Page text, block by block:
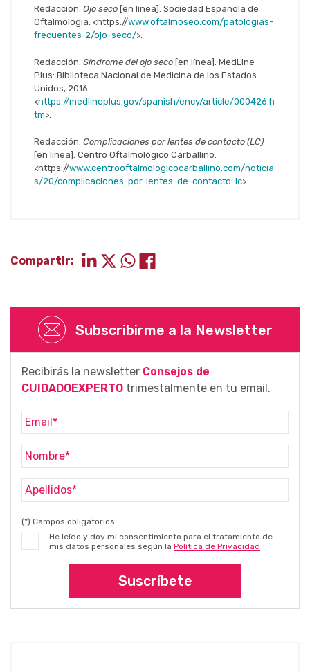
Redacción. Ojo seco [en línea]. Sociedad Española de
Oftalmología. <https://www.oftalmoseo.com/patologias-
frecuentes-2/ojo-seco/>.
Redacción. Síndrome del ojo seco [en línea]. MedLine
Plus: Biblioteca Nacional de Medicina de los Estados
Unidos, 2016
<https://medlineplus.gov/spanish/ency/article/000426.h
tm>.
Redacción. Complicaciones por lentes de contacto (LC)
[en línea]. Centro Oftalmológico Carballino.
<https://www.centrooftalmologicocarballino.com/noticia
s/20/complicaciones-por-lentes-de-contacto-lc>.
Compartir:
Subscribirme a la Newsletter
Recibirás la newsletter Consejos de
CUIDADOEXPERTO trimestalmente en tu email.
(*) Campos obligatorios
He leído y doy mi consentimiento para el tratamiento de
mis datos personales según la Política de Privacidad
Suscríbete